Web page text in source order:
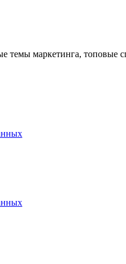
темы маркетинга,